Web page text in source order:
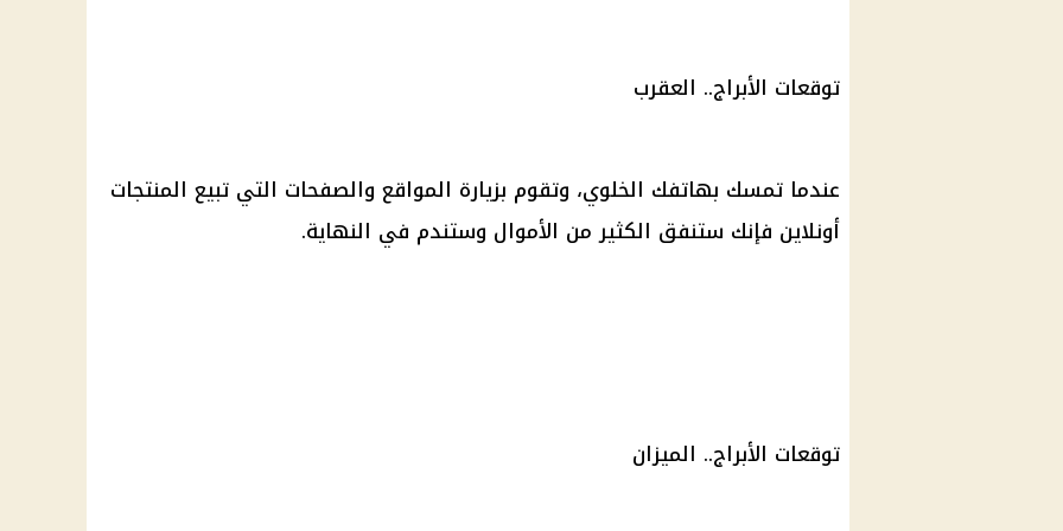
توقعات الأبراج.. العقرب
عندما تمسك بهاتفك الخلوي، وتقوم بزيارة المواقع والصفحات التي تبيع المنتجات
أونلاين فإنك ستنفق الكثير من الأموال وستندم في النهاية.
توقعات الأبراج.. الميزان